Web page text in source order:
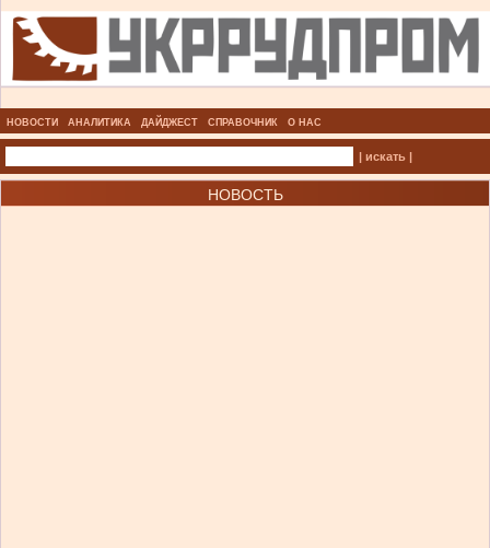
НОВОСТИ АНАЛИТИКА ДАЙДЖЕСТ СПРАВОЧНИК О НАС
| искать |
НОВОСТЬ